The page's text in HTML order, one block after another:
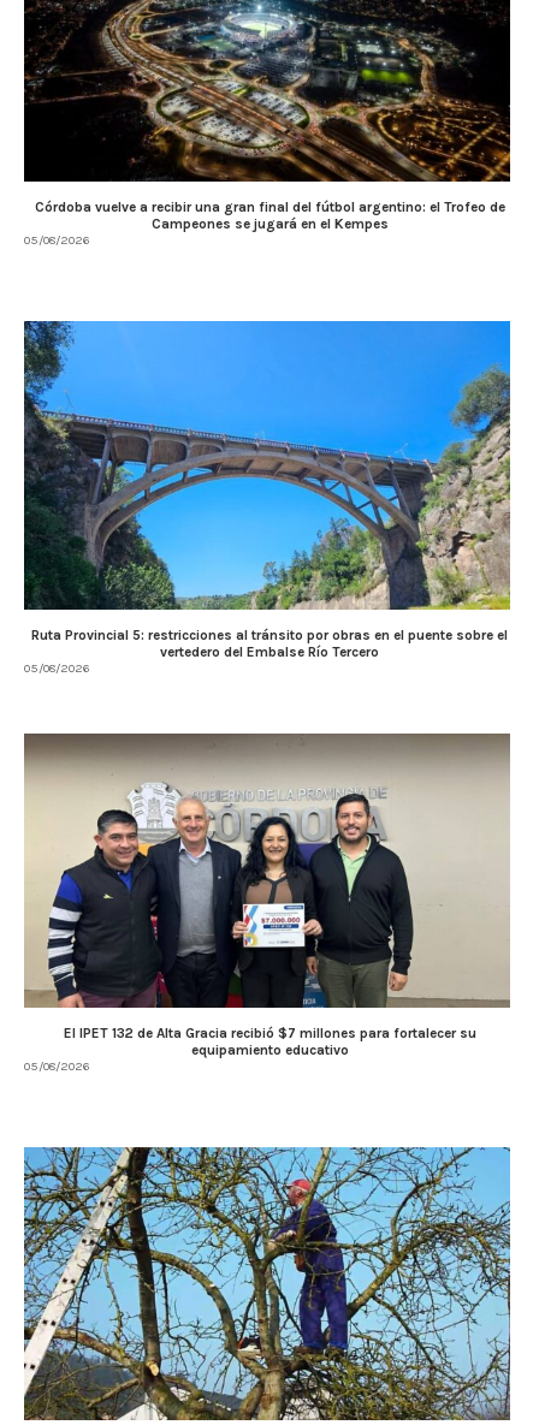
Córdoba vuelve a recibir una gran final del fútbol argentino: el Trofeo de
Campeones se jugará en el Kempes
05/08/2026
Ruta Provincial 5: restricciones al tránsito por obras en el puente sobre el
vertedero del Embalse Río Tercero
05/08/2026
El IPET 132 de Alta Gracia recibió $7 millones para fortalecer su
equipamiento educativo
05/08/2026